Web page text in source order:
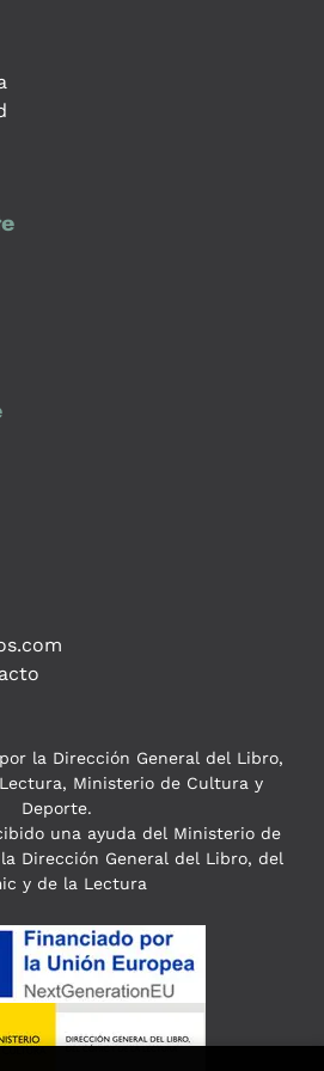
la Dirección General del Libro,
Ministerio de Cultura y
Deporte.
una ayuda del Ministerio de
Dirección General del Libro, del
y de la Lectura